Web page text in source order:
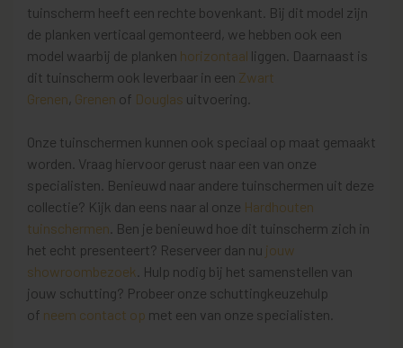
tuinscherm heeft een rechte bovenkant. Bij dit model zijn
de planken verticaal gemonteerd, we hebben ook een
model waarbij de planken horizontaal liggen. Daarnaast is
dit tuinscherm ook leverbaar in een Zwart
Grenen Grenen of Douglas uitvoering.
Onze tuinschermen kunnen ook speciaal op maat gemaakt
worden. Vraag hiervoor gerust naar een van onze
specialisten. Benieuwd naar andere tuinschermen uit deze
collectie? Kijk dan eens naar al onze Hardhouten
tuinschermen . Ben je benieuwd hoe dit tuinscherm zich in
het echt presenteert? Reserveer dan nu jouw
showroombezoek . Hulp nodig bij het samenstellen van
jouw schutting? Probeer onze schuttingkeuzehulp
of neem contact op met een van onze specialisten.